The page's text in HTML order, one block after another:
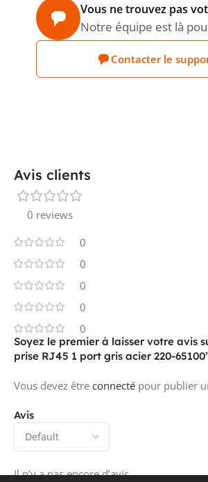
Vous ne trouvez pas
Notre équipe est là
Contacter le
Avis clients
0 reviews
0
0
0
0
0
Avis
Il n’y a pas encore d’avis.
Soyez le premier à laisser votre avis
prise RJ45 1 port gris acier 220-
Vous devez être connecté pour publier